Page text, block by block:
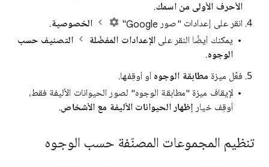
الأحرف الأولى من اسمك.
انقر على إعدادات "صور Google"
الخصوصية.
يمكنك أيضًا النقر على الإعدادات المفضّلة
التصنيف حسب
الوجوه.
فعِّل ميزة مطابقة الوجوه أو أوقِفها.
لإيقاف ميزة "مطابقة الوجوه" لصور الحيوانات الأليفة فقط،
أوقِف خيار إظهار الحيوانات الأليفة مع الأشخاص.
تنظيم المجموعات المصنّفة حسب الوجوه